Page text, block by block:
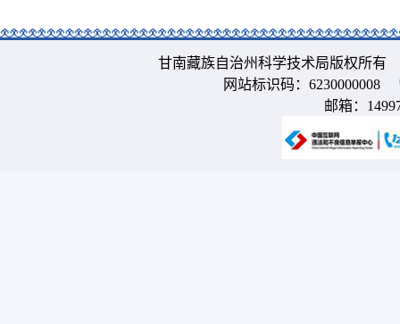
甘南藏族自治州科学技术局版权所
网站标识码：6230000008
邮箱：